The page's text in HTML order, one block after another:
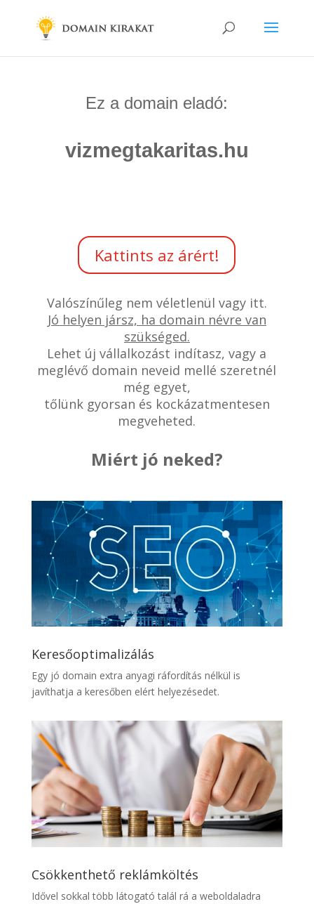
Ez a domain eladó:
vizmegtakaritas.hu
Kattints az árért!
Valószínűleg nem véletlenül vagy itt.
Jó helyen jársz, ha domain névre van
szükséged.
Lehet új vállalkozást indítasz, vagy a
meglévő domain neveid mellé szeretnél
még egyet,
tőlünk gyorsan és kockázatmentesen
megveheted.
Miért jó neked?
Keresőoptimalizálás
Egy jó domain extra anyagi ráfordítás nélkül is
javíthatja a keresőben elért helyezésedet.
Csökkenthető reklámköltés
Idővel sokkal több látogató talál rá a weboldaladra